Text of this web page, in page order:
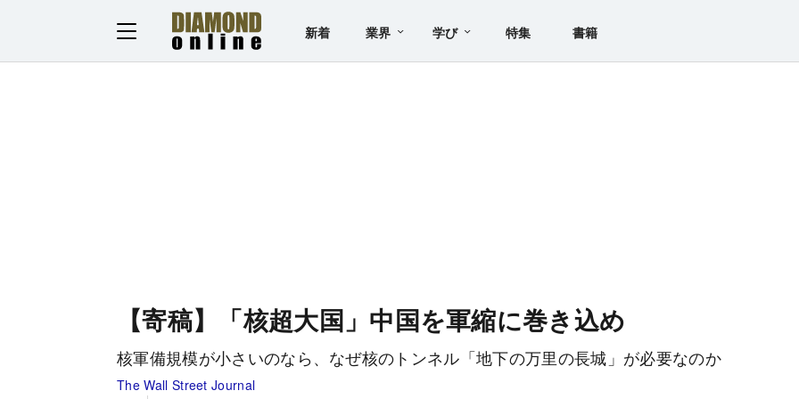
新着 業界 学び 特集 書籍
【寄稿】「核超大国」中国を軍縮に巻き込め
核軍備規模が小さいのなら、なぜ核のトンネル「地下の万里の長城」が必要なのか
The Wall Street Journal